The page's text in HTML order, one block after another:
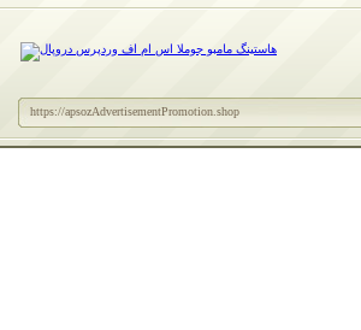
https://apsozAdvertisementPromotion.shop